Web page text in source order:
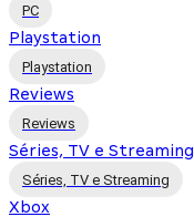
PC
Playstation
Playstation
Reviews
Reviews
Séries, TV e Streaming
Séries, TV e Streaming
Xbox